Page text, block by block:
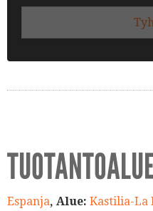
Espanja, Alue: Kastilia-La